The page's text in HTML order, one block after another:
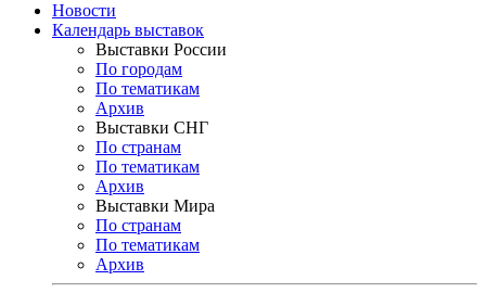
Новости
Календарь выставок
Выставки России
По городам
По тематикам
Архив
Выставки СНГ
По странам
По тематикам
Архив
Выставки Мира
По странам
По тематикам
Архив